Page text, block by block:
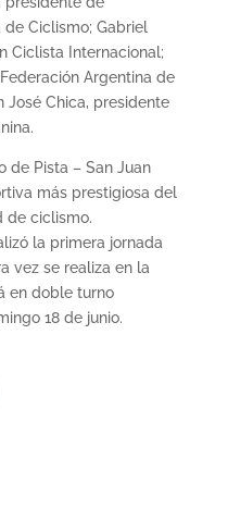
Ciclismo; Gabriel
Ciclista Internacional;
Argentina de
José Chica, presidente
de Pista – San Juan
más prestigiosa del
de ciclismo.
la primera jornada
vez se realiza en la
en doble turno
18 de junio.